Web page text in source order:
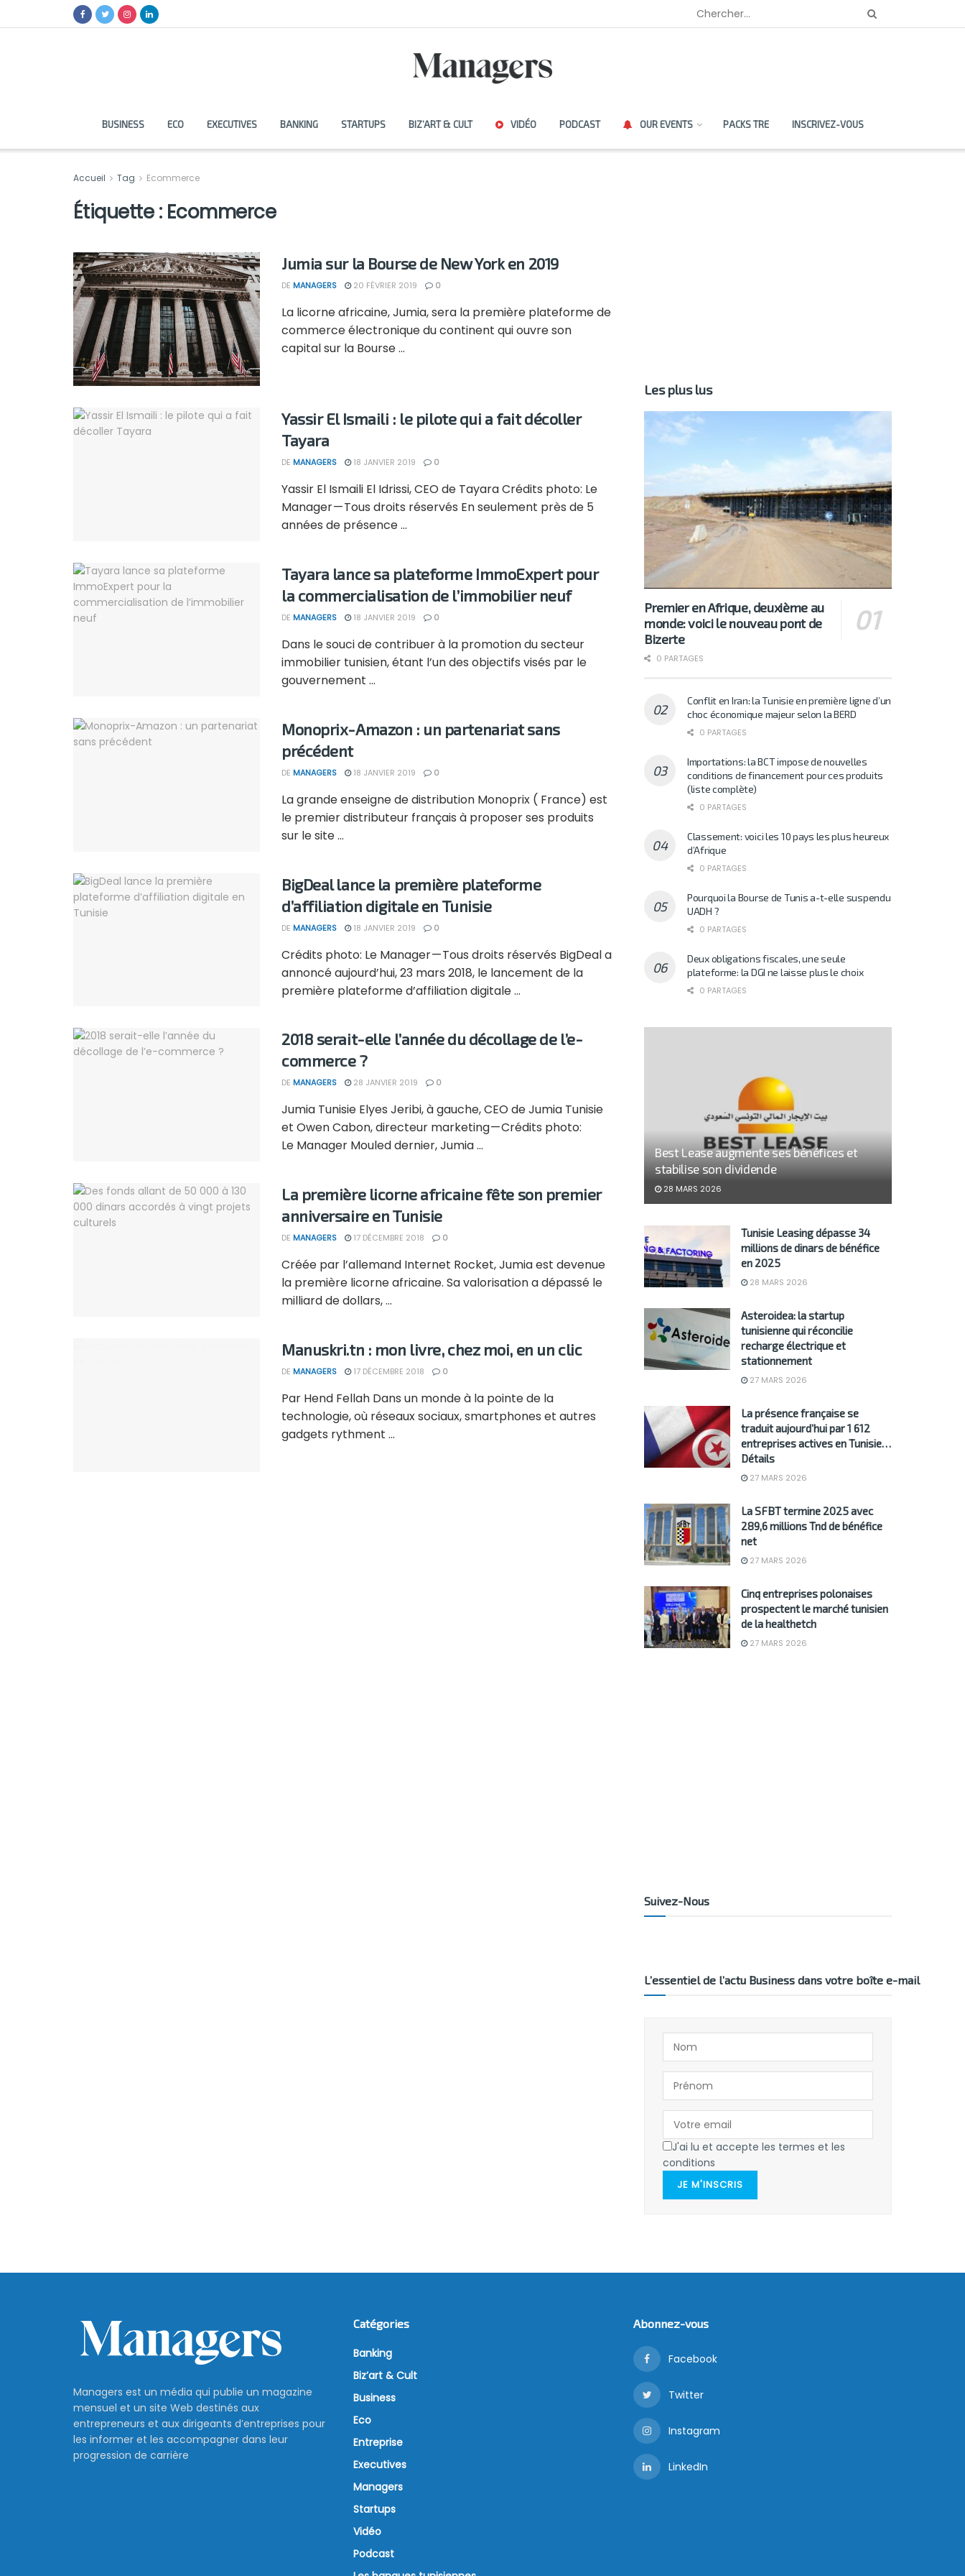
BUSINESS ECO EXECUTIVES BANKING STARTUPS BIZ’ART & CULT VIDÉO PODCAST OUR EVENTS PACKS TRE INSCRIVEZ-VOUS
Accueil Tag Ecommerce
Étiquette : Ecommerce
Jumia sur la Bourse de New York en 2019
DE MANAGERS 20 FÉVRIER 2019 0
La licorne africaine, Jumia, sera la première plateforme de
commerce électronique du continent qui ouvre son
capital sur la Bourse ...
Yassir El Ismaili : le pilote qui a fait décoller
Tayara
DE MANAGERS 18 JANVIER 2019 0
Yassir El Ismaili El Idrissi, CEO de Tayara Crédits photo: Le
Manager — Tous droits réservés En seulement près de 5
années de présence ...
Tayara lance sa plateforme ImmoExpert pour
la commercialisation de l’immobilier neuf
DE MANAGERS 18 JANVIER 2019 0
Dans le souci de contribuer à la promotion du secteur
immobilier tunisien, étant l’un des objectifs visés par le
gouvernement ...
Monoprix-Amazon : un partenariat sans
précédent
DE MANAGERS 18 JANVIER 2019 0
La grande enseigne de distribution Monoprix ( France) est
le premier distributeur français à proposer ses produits
sur le site ...
BigDeal lance la première plateforme
d’affiliation digitale en Tunisie
DE MANAGERS 18 JANVIER 2019 0
Crédits photo: Le Manager — Tous droits réservés BigDeal a
annoncé aujourd’hui, 23 mars 2018, le lancement de la
première plateforme d’affiliation digitale ...
2018 serait-elle l’année du décollage de l’e-
commerce ?
DE MANAGERS 28 JANVIER 2019 0
Jumia Tunisie Elyes Jeribi, à gauche, CEO de Jumia Tunisie
et Owen Cabon, directeur marketing — Crédits photo:
Le Manager Mouled dernier, Jumia ...
La première licorne africaine fête son premier
anniversaire en Tunisie
DE MANAGERS 17 DÉCEMBRE 2018 0
Créée par l’allemand Internet Rocket, Jumia est devenue
la première licorne africaine. Sa valorisation a dépassé le
milliard de dollars, ...
Manuskri.tn : mon livre, chez moi, en un clic
DE MANAGERS 17 DÉCEMBRE 2018 0
Par Hend Fellah Dans un monde à la pointe de la
technologie, où réseaux sociaux, smartphones et autres
gadgets rythment ...
Les plus lus
Premier en Afrique, deuxième au
monde: voici le nouveau pont de
Bizerte
0 PARTAGES
Conflit en Iran: la Tunisie en première ligne d’un
choc économique majeur selon la BERD
0 PARTAGES
Importations: la BCT impose de nouvelles
conditions de financement pour ces produits
(liste complète)
0 PARTAGES
Classement: voici les 10 pays les plus heureux
d’Afrique
0 PARTAGES
Pourquoi la Bourse de Tunis a-t-elle suspendu
UADH ?
0 PARTAGES
Deux obligations fiscales, une seule
plateforme: la DGI ne laisse plus le choix
0 PARTAGES
Best Lease augmente ses bénéfices et
stabilise son dividende
28 MARS 2026
Tunisie Leasing dépasse 34
millions de dinars de bénéfice
en 2025
28 MARS 2026
Asteroidea: la startup
tunisienne qui réconcilie
recharge électrique et
stationnement
27 MARS 2026
La présence française se
traduit aujourd’hui par 1 612
entreprises actives en Tunisie…
Détails
27 MARS 2026
La SFBT termine 2025 avec
289,6 millions Tnd de bénéfice
net
27 MARS 2026
Cinq entreprises polonaises
prospectent le marché tunisien
de la healthetch
27 MARS 2026
Suivez-Nous
L’essentiel de l’actu Business dans votre boîte e-mail
J'ai lu et accepte les termes et les
conditions
JE M'INSCRIS
Managers est un média qui publie un magazine
mensuel et un site Web destinés aux
entrepreneurs et aux dirigeants d’entreprises pour
les informer et les accompagner dans leur
progression de carrière
Catégories
Banking
Biz’art & Cult
Business
Eco
Entreprise
Executives
Managers
Startups
Vidéo
Podcast
Abonnez-vous
Facebook
Twitter
Instagram
LinkedIn